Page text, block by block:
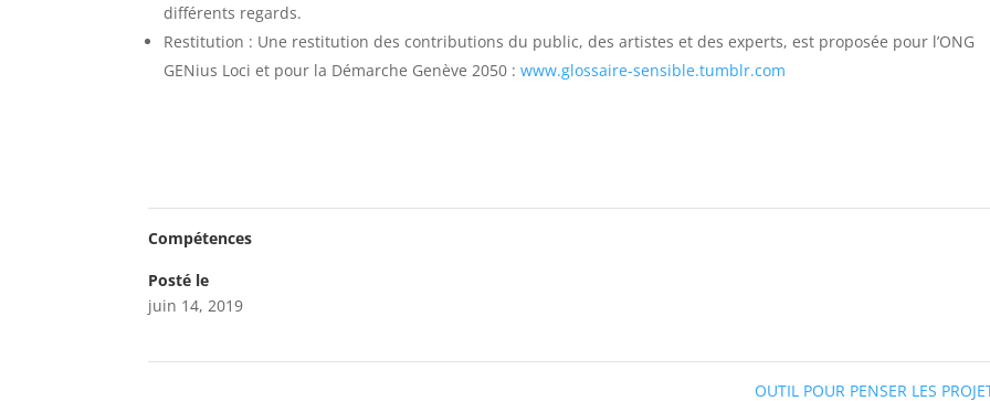
différents regards.
Restitution : Une restitution des contributions du public, des artistes et des experts, est proposée pour l’ONG
GENius Loci et pour la Démarche Genève 2050 :www.glossaire-sensible.tumblr.com
Compétences
Posté le
juin 14, 2019
OUTIL POUR PENSER LES